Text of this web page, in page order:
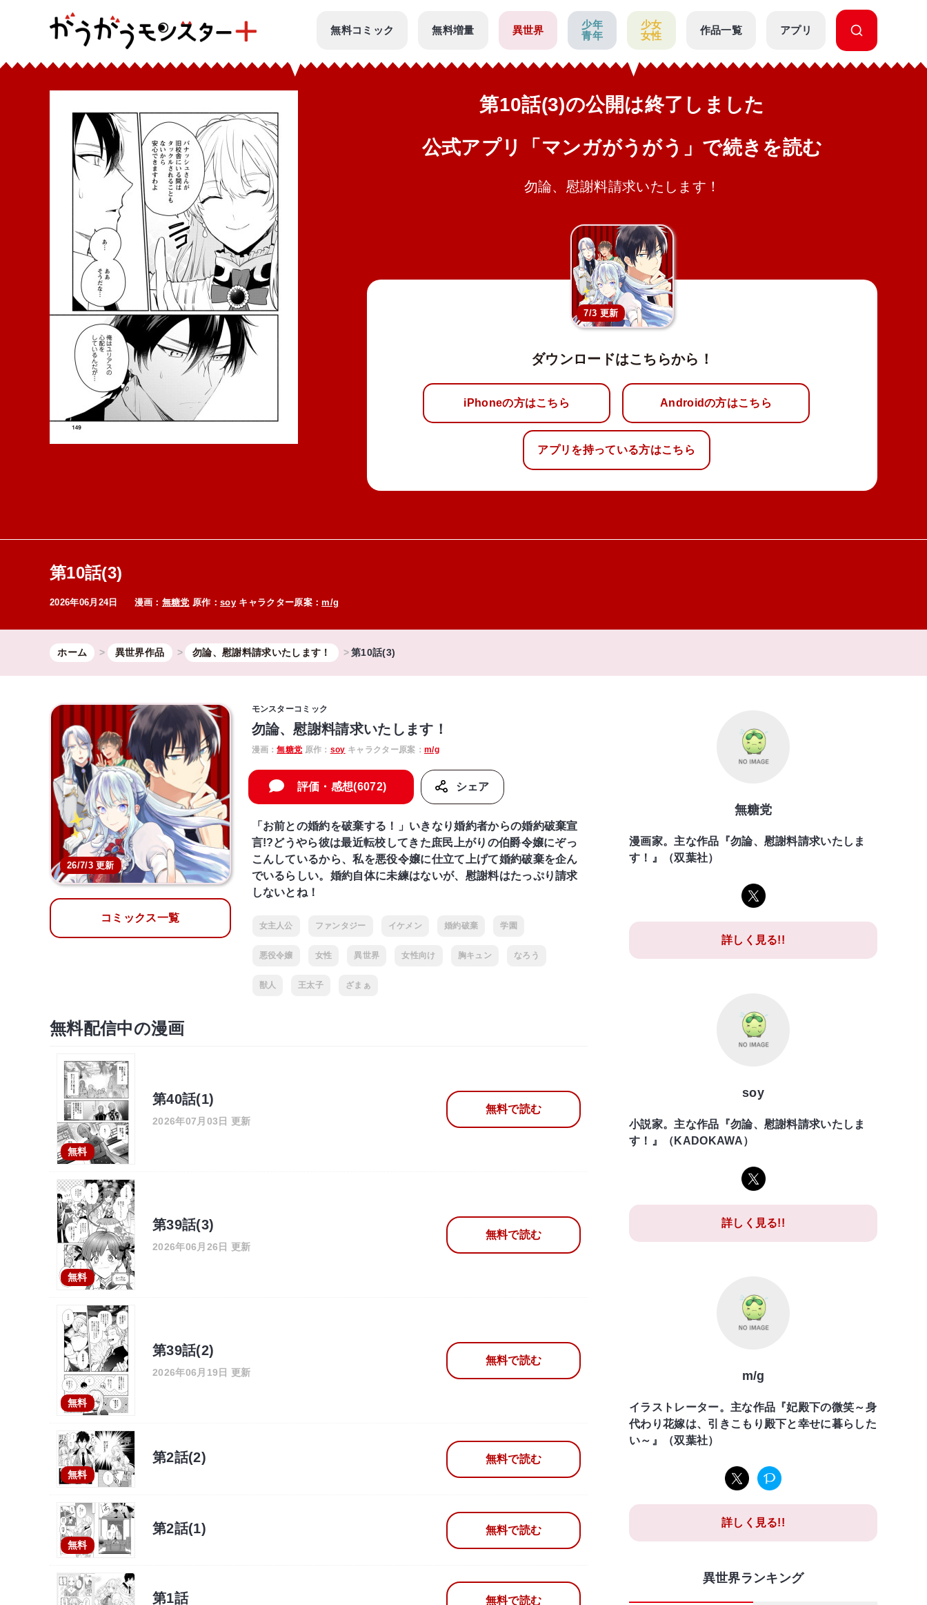
無料コミック 無料増量 異世界
少年
青年
少女
女性
作品一覧 アプリ
第10話(3)の公開は終了しました
公式アプリ「マンガがうがう」で続きを読む
勿論、慰謝料請求いたします！
7/3 更新
ダウンロードはこちらから！
iPhoneの方はこちら Androidの方はこちら
アプリを持っている方はこちら
第10話(3)
2026年06月24日 漫画： 無糖党 原作：soy キャラクター原案：m/g
ホーム 異世界作品 勿論、慰謝料請求いたします！ 第10話(3)
26/7/3 更新
コミックス一覧
モンスターコミック
勿論、慰謝料請求いたします！
漫画：無糖党 原作： soy キャラクター原案： m/g
評価・感想(6072) シェア
「お前との婚約を破棄する！」いきなり婚約者からの婚約破棄宣
言!?どうやら彼は最近転校してきた庶民上がりの伯爵令嬢にぞっ
こんしているから、私を悪役令嬢に仕立て上げて婚約破棄を企ん
でいるらしい。婚約自体に未練はないが、慰謝料はたっぷり請求
しないとね！
女主人公 ファンタジー イケメン 婚約破棄 学園
悪役令嬢 女性 異世界 女性向け 胸キュン なろう
獣人 王太子 ざまぁ
無料配信中の漫画
無料
第40話(1)
2026年07月03日 更新
無料で読む
無料
第39話(3)
2026年06月26日 更新
無料で読む
無料
第39話(2)
2026年06月19日 更新
無料で読む
無料
第2話(2) 無料で読む
無料
第2話(1) 無料で読む
第1話 無料で読む
無糖党
漫画家。主な作品『勿論、慰謝料請求いたしま
す！』（双葉社）
詳しく見る!!
soy
小説家。主な作品『勿論、慰謝料請求いたしま
す！』（KADOKAWA）
詳しく見る!!
m/g
イラストレーター。主な作品『妃殿下の微笑～身
代わり花嫁は、引きこもり殿下と幸せに暮らした
い～』（双葉社）
詳しく見る!!
異世界ランキング